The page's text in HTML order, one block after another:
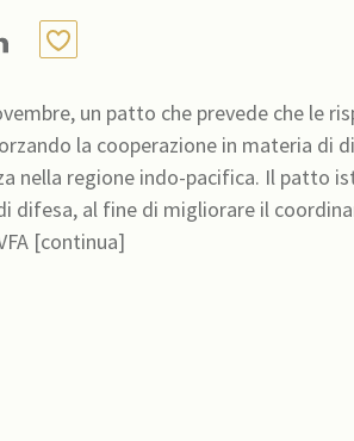
un patto che prevede che le
la cooperazione in materia di
Il patto istituisce un quadro per una
difesa, al fine di migliorare il
entrambe le forze armate. “Alla base del SOVFA [continua]